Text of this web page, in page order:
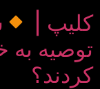
کلیپ |
توصیه به
کردند؟